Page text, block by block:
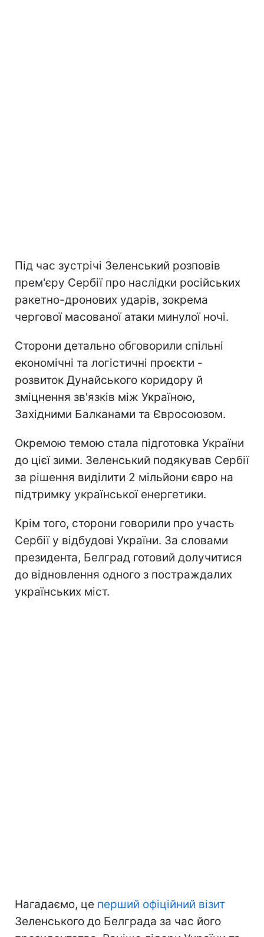
Під час зустрічі Зеленський розповів
прем'єру Сербії про наслідки російських
ракетно-дронових ударів, зокрема
чергової масованої атаки минулої ночі.
Сторони детально обговорили спільні
економічні та логістичні проєкти -
розвиток Дунайського коридору й
зміцнення зв'язків між Україною,
Західними Балканами та Євросоюзом.
Окремою темою стала підготовка України
до цієї зими. Зеленський подякував Сербії
за рішення виділити 2 мільйони євро на
підтримку української енергетики.
Крім того, сторони говорили про участь
Сербії у відбудові України. За словами
президента, Белград готовий долучитися
до відновлення одного з постраждалих
українських міст.
Нагадаємо, це перший офіційний візит
Зеленського до Белграда за час його